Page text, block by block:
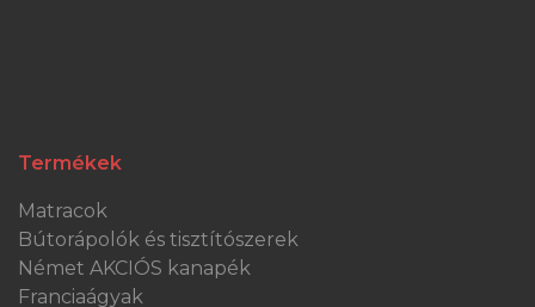
Termékek
Matracok
Bútorápolók és tisztítószerek
Német AKCIÓS kanapék
Franciaágyak